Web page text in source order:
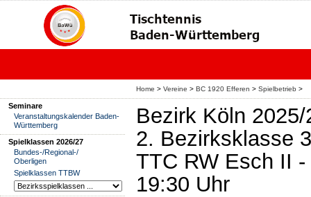
Home > Vereine > BC 1920 Efferen > Spielbetrieb >
Seminare
Veranstaltungskalender Baden-
Württemberg
Spielklassen 2026/27
Bundes-/Regional-/
Oberligen
Spielklassen TTBW
Bezirk Köln 2025/
2. Bezirksklasse
TTC RW Esch II
19:30 Uhr